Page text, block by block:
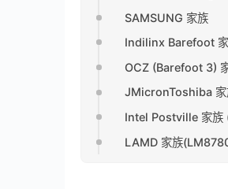
SAMSUNG 家族
Indilinx Barefoot
OCZ (Barefoot 3)
JMicronToshiba
Intel Postville 家族
LAMD 家族